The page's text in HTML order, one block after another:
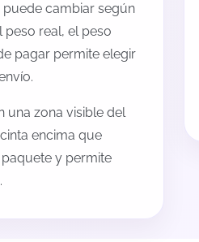
puede cambiar según
peso real, el peso
pagar permite elegir
una zona visible del
encima que
y permite